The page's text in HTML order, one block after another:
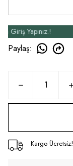
Yapınız.!
Paylaş:
Kargo Ücretsiz!